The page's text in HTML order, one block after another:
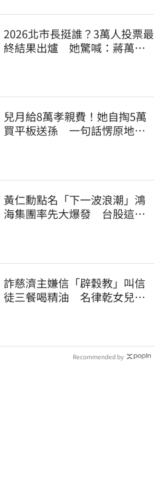
2026北市長挺誰？3萬人投票最
終結果出爐 她驚喊：蔣萬安
兒月給8萬孝親費！她自掏5萬
買平板送孫 一句話愣原地
黃仁勳點名「下一波浪潮」鴻
海集團率先大爆發 台股這族
詐慈濟主嫌信「辟穀教」叫信
徒三餐喝精油 名律乾女兒卻
Recommended by